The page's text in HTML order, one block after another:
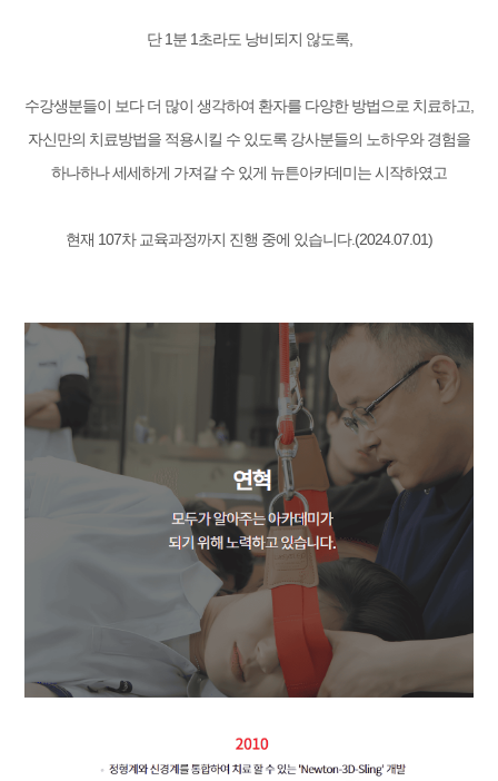
단 1분 1초라도 낭비되지 않도록,
수강생분들이 보다 더 많이 생각하여 환자를 다양한 방법으로 치료하고,
자신만의 치료방법을 적용시킬 수 있도록 강사분들의 노하우와 경험을
하나하나 세세하게 가져갈 수 있게 뉴튼아카데미는 시작하였고
현재 107차 교육과정까지 진행 중에 있습니다.(2024.07.01)